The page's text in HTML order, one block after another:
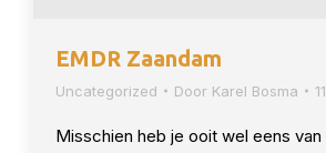
EMDR Zaandam
Uncategorized Door Karel Bosma
Misschien heb je ooit wel eens van